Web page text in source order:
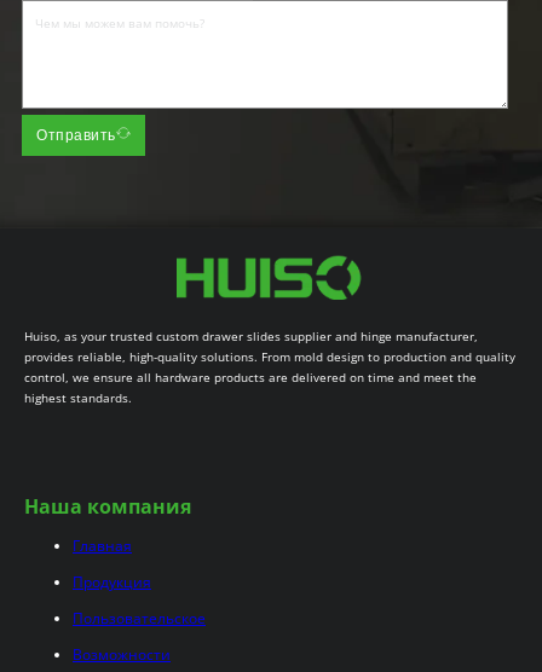
Отправить
Наша компания
Главная
Продукция
Пользовательское
Возможности
Huiso, as your trusted custom drawer slides supplier and hinge manufacturer,
provides reliable, high-quality solutions. From mold design to production and quality
control, we ensure all hardware products are delivered on time and meet the
highest standards.